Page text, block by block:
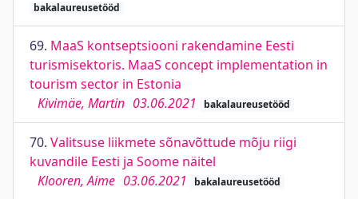
bakalaureusetööd
69. MaaS kontseptsiooni rakendamine Eesti
turismisektoris. MaaS concept implementation in
tourism sector in Estonia
Kivimäe, Martin 03.06.2021 bakalaureusetööd
70. Valitsuse liikmete sõnavõttude mõju riigi
kuvandile Eesti ja Soome näitel
Klooren, Aime 03.06.2021 bakalaureusetööd